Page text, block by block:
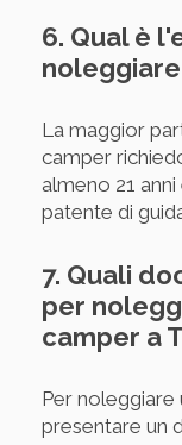
6. Qual è
La maggior
camper
almeno 21
patente di
7. Quali
per
camper a
Per noleggiare
presentare un